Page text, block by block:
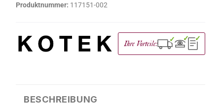
Produktnummer: 117151-002
Ihre Vorteile: ✓ ✓ ✓
BESCHREIBUNG